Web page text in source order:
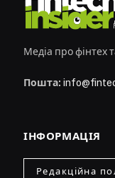
Медіа про фінтех
Пошта:
ІНФОРМАЦІЯ
Редакційна